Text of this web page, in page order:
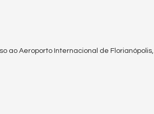
ao Aeroporto Internacional de Florianópolis,